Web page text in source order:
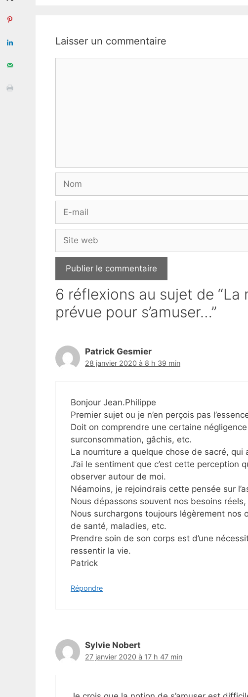
Laisser un commentaire
Nom
Site
web
6 réflexions au sujet de “La
prévue pour s’amuser…”
Patrick Gesmier
28 janvier 2020 à 8 h 39 min
Bonjour Jean.Philippe
Premier sujet ou je n’en perçois pas
Doit on comprendre une certaine
surconsommation, gâchis, etc.
La nourriture a quelque chose de sacré, qui
J’ai le sentiment que c’est cette perception
observer autour de moi.
Néamoins, je rejoindrais cette pensée sur
Nous dépassons souvent nos besoins réels,
Nous surchargons toujours légèrement nos
de santé, maladies, etc.
Prendre soin de son corps est d’une
ressentir la vie.
Patrick
Répondre
Sylvie Nobert
27 janvier 2020 à 17 h 47 min